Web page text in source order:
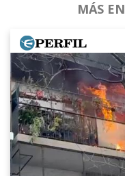
MÁS EN